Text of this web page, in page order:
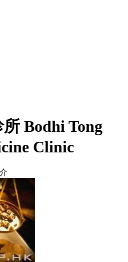
Bodhi Tong
Clinic